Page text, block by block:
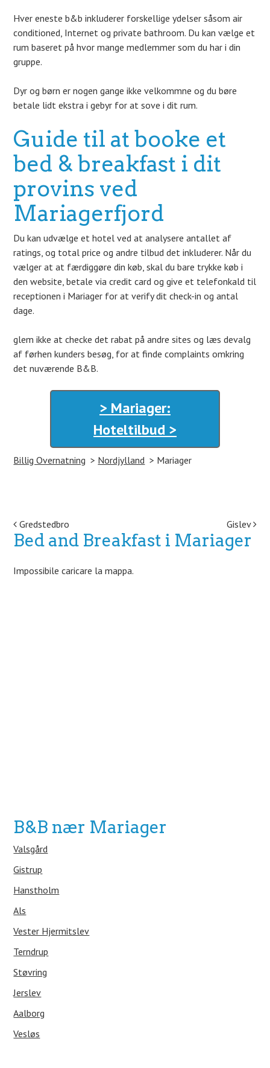
Hver eneste b&b inkluderer forskellige ydelser såsom air
conditioned, Internet og private bathroom. Du kan vælge et
rum baseret på hvor mange medlemmer som du har i din
gruppe.
Dyr og børn er nogen gange ikke velkommne og du børe
betale lidt ekstra i gebyr for at sove i dit rum.
Guide til at booke et
bed & breakfast i dit
provins ved
Mariagerfjord
Du kan udvælge et hotel ved at analysere antallet af
ratings, og total price og andre tilbud det inkluderer. Når du
vælger at at færdiggøre din køb, skal du bare trykke køb i
den website, betale via credit card og give et telefonkald til
receptionen i Mariager for at verify dit check-in og antal
dage.
glem ikke at checke det rabat på andre sites og læs devalg
af førhen kunders besøg, for at finde complaints omkring
det nuværende B&B.
> Mariager:
Hoteltilbud >
Billig Overnatning Nordjylland Mariager
Post navigation
Gredstedbro Gislev
Bed and Breakfast i Mariager
Impossibile caricare la mappa.
B&B nær Mariager
Valsgård
Gistrup
Hanstholm
Als
Vester Hjermitslev
Terndrup
Støvring
Jerslev
Aalborg
Vesløs